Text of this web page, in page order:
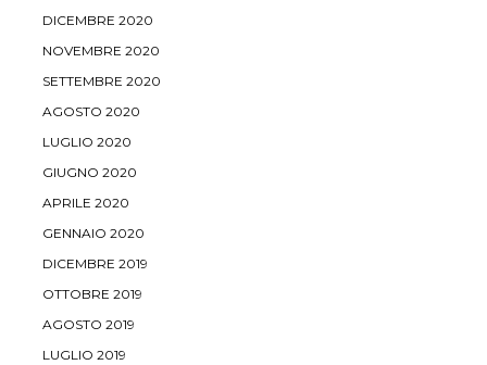
DICEMBRE 2020
NOVEMBRE 2020
SETTEMBRE 2020
AGOSTO 2020
LUGLIO 2020
GIUGNO 2020
APRILE 2020
GENNAIO 2020
DICEMBRE 2019
OTTOBRE 2019
AGOSTO 2019
LUGLIO 2019